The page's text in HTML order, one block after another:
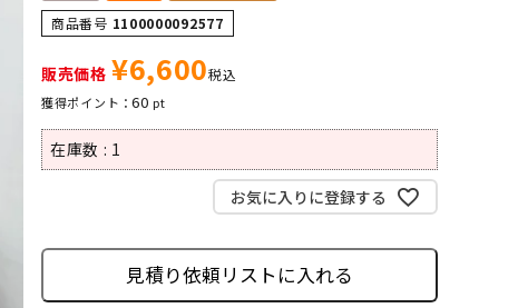
商品番号 1100000092577
販売価格 ¥6,600税込
60
在庫数 1
お気に入りに登録する
見積り依頼リストに入れる